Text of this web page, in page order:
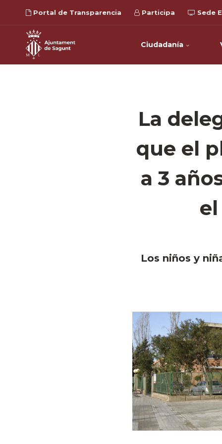
Portal de Transparencia Participa Sede
Ciudadanía
La
que el
a 3
Los niños y